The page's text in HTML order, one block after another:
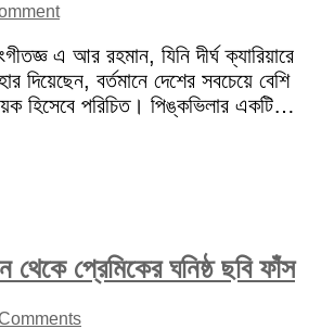
এ আর রহমান, যিনি দীর্ঘ ক্যারিয়ারে
দিয়েছেন, বর্তমানে দেশের সবচেয়ে বেশি
হিসেবে পরিচিত। পিঙ্কভিলার একটি…
প্রেমিকের ঘনিষ্ঠ ছবি ফাঁস